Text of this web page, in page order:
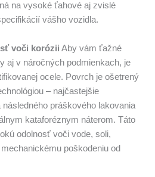
na vysoké ťahové aj zvislé
vášho vozidla.
voči korózii Aby vám ťažné
aj v náročných podmienkach, je
ocele. Povrch je ošetrený
– najčastejšie
práškového lakovania
kataforéznym náterom. Táto
odolnosť voči vode, soli,
poškodeniu od